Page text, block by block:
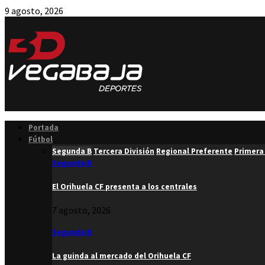
9 agosto, 2026
Portada
Fútbol
Segunda B Tercera División Regional Preferente
Segunda B
El Orihuela CF presenta a los centrales
7 agosto, 2026
Segunda B
La guinda al mercado del Orihuela CF